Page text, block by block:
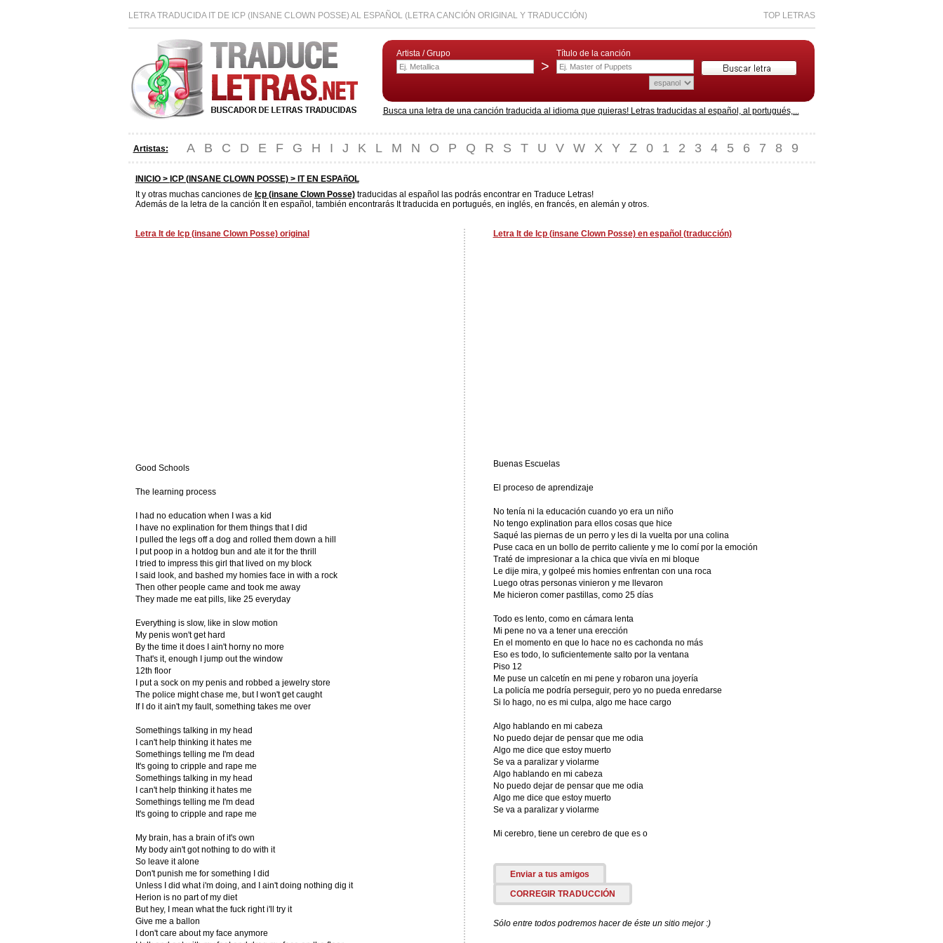
LETRA TRADUCIDA IT DE ICP (INSANE CLOWN POSSE) AL ESPAÑOL (LETRA CANCIÓN ORIGINAL Y TRADUCCIÓN) TOP LETRAS
Artista / Grupo
>
Título de la canción
Busca una letra de una canción traducida al idioma que quieras! Letras traducidas al español, al portugués,...
Artistas: A B C D E F G H I J K L M N O P Q R S T U V W X Y Z 0 1 2 3 4 5 6 7 8 9
INICIO > ICP (INSANE CLOWN POSSE)> IT EN ESPAñOL
It y otras muchas canciones de Icp (insane Clown Posse)traducidas al español las podrás encontrar en Traduce Letras!
Además de la letra de la canción It en español, también encontrarás It traducida en portugués, en inglés, en francés, en alemán y otros.
Letra It de Icp (insane Clown Posse) original
Good Schools
The learning process
I had no education when I was a kid
I have no explination for them things that I did
I pulled the legs off a dog and rolled them down a hill
I put poop in a hotdog bun and ate it for the thrill
I tried to impress this girl that lived on my block
I said look, and bashed my homies face in with a rock
Then other people came and took me away
They made me eat pills, like 25 everyday
Everything is slow, like in slow motion
My penis won't get hard
By the time it does I ain't horny no more
That's it, enough I jump out the window
12th floor
I put a sock on my penis and robbed a jewelry store
The police might chase me, but I won't get caught
If I do it ain't my fault, something takes me over
Somethings talking in my head
I can't help thinking it hates me
Somethings telling me I'm dead
It's going to cripple and rape me
Somethings talking in my head
I can't help thinking it hates me
Somethings telling me I'm dead
It's going to cripple and rape me
My brain, has a brain of it's own
My body ain't got nothing to do with it
So leave it alone
Don't punish me for something I did
Unless I did what i'm doing, and I ain't doing nothing dig it
Herion is no part of my diet
But hey, I mean what the fuck right i'll try it
Give me a ballon
I don't care about my face anymore
Letra It de Icp (insane Clown Posse) en español (traducción)
Buenas Escuelas
El proceso de aprendizaje
No tenía ni la educación cuando yo era un niño
No tengo explination para ellos cosas que hice
Saqué las piernas de un perro y les di la vuelta por una colina
Puse caca en un bollo de perrito caliente y me lo comí por la emoción
Traté de impresionar a la chica que vivía en mi bloque
Le dije mira, y golpeé mis homies enfrentan con una roca
Luego otras personas vinieron y me llevaron
Me hicieron comer pastillas, como 25 días
Todo es lento, como en cámara lenta
Mi pene no va a tener una erección
En el momento en que lo hace no es cachonda no más
Eso es todo, lo suficientemente salto por la ventana
Piso 12
Me puse un calcetín en mi pene y robaron una joyería
La policía me podría perseguir, pero yo no pueda enredarse
Si lo hago, no es mi culpa, algo me hace cargo
Algo hablando en mi cabeza
No puedo dejar de pensar que me odia
Algo me dice que estoy muerto
Se va a paralizar y violarme
Algo hablando en mi cabeza
No puedo dejar de pensar que me odia
Algo me dice que estoy muerto
Se va a paralizar y violarme
Mi cerebro, tiene un cerebro de que es o
Enviar a tus amigos
CORREGIR TRADUCCIÓN
Sólo entre todos podremos hacer de éste un sitio mejor :)